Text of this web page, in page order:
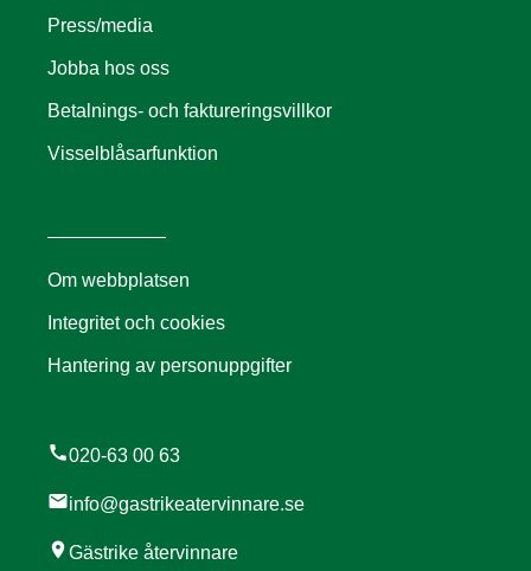
Press/media
Jobba hos oss
Betalnings- och faktureringsvillkor
Visselblåsarfunktion
Om webbplatsen
Integritet och cookies
Hantering av personuppgifter
call020-63 00 63
mailinfo@gastrikeatervinnare.se
location_onGästrike återvinnare